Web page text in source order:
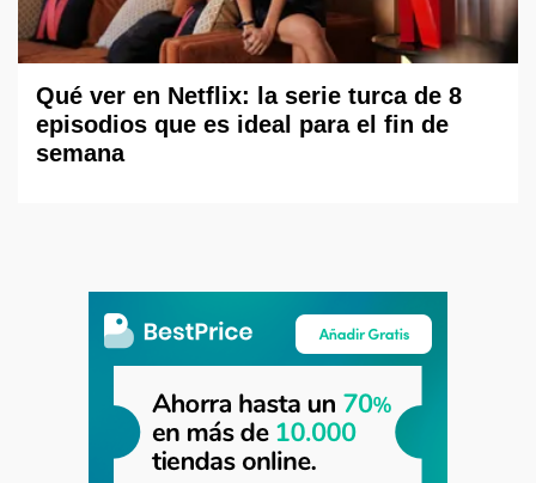
Qué ver en Netflix: la serie turca de 8
episodios que es ideal para el fin de
semana